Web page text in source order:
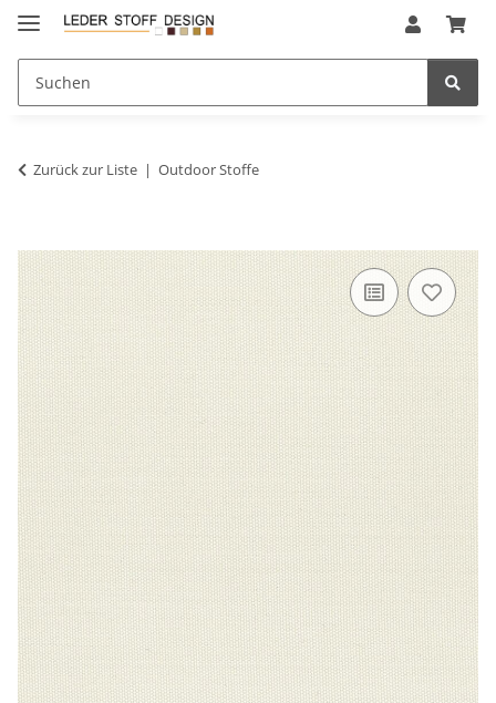
Zurück zur Liste Outdoor Stoffe